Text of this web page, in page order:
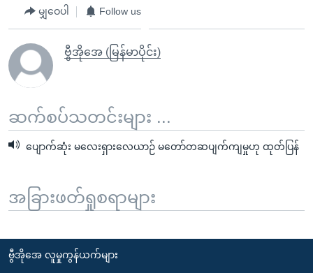
မျှဝေပါ Follow us
ဗွီအိုအေ (မြန်မာပိုင်း)
ဆက်စပ်သတင်းများ ...
ပျောက်ဆုံး မလေးရှားလေယာဉ် မတော်တဆပျက်ကျမှုဟု ထုတ်ပြန်
အခြားဖတ်ရှုစရာများ
ဗွီအိုအေ လူမှုကွန်ယက်များ